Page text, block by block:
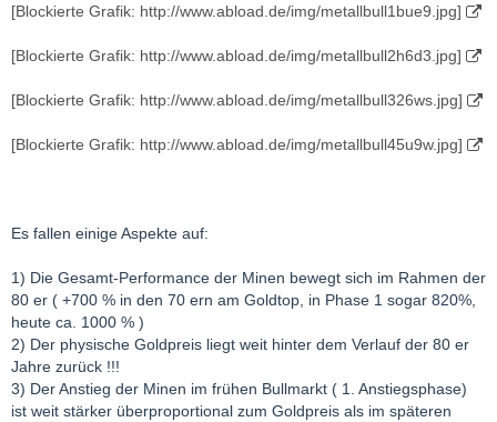
[Blockierte Grafik: http://www.abload.de/img/metallbull1bue9.jpg]
[Blockierte Grafik: http://www.abload.de/img/metallbull2h6d3.jpg]
[Blockierte Grafik: http://www.abload.de/img/metallbull326ws.jpg]
[Blockierte Grafik: http://www.abload.de/img/metallbull45u9w.jpg]
Es fallen einige Aspekte auf:
1) Die Gesamt-Performance der Minen bewegt sich im Rahmen der
80 er ( +700 % in den 70 ern am Goldtop, in Phase 1 sogar 820%,
heute ca. 1000 % )
2) Der physische Goldpreis liegt weit hinter dem Verlauf der 80 er
Jahre zurück !!!
3) Der Anstieg der Minen im frühen Bullmarkt ( 1. Anstiegsphase)
ist weit stärker überproportional zum Goldpreis als im späteren